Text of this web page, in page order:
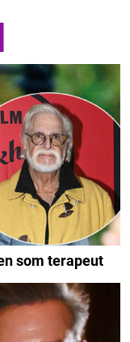
som terapeut